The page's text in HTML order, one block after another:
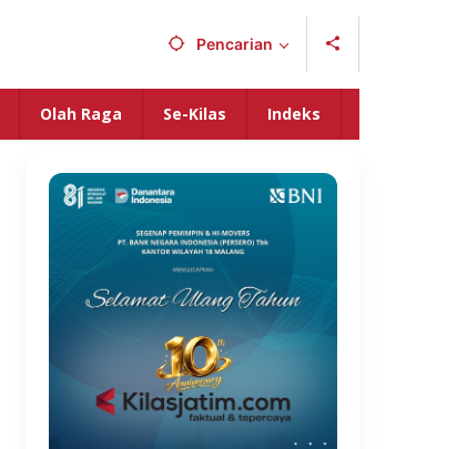
Pencarian
Olah Raga Se-Kilas Indeks